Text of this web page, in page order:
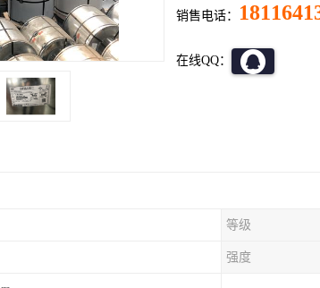
销售电话：
在线QQ：
等级
强度